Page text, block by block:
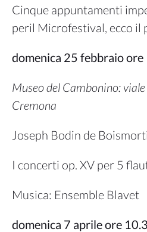
Cinque appuntamenti
peril Microfestival, ecco il
domenica 25 febbraio ore
Museo del Cambonino:
Cremona
Joseph Bodin de
I concerti op. XV per 5
Musica: Ensemble Blavet
domenica 7 aprile ore